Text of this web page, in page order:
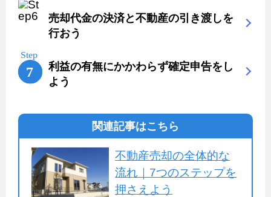
売却代金の決済と不動産の引き渡しを
行おう
利益の有無にかかわらず確定申告をし
よう
関連記事はこちら
不動産売却の全体的な
流れ｜7つのステップを
押さえよう